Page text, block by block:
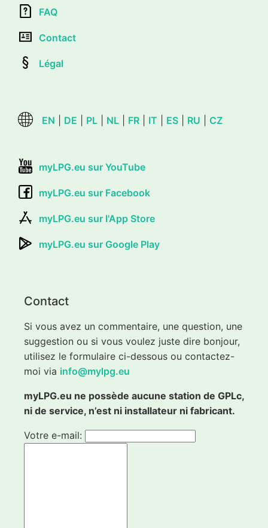
FAQ
Contact
Légal
EN DE PL NL FR IT ES RU CZ
myLPG.eu sur YouTube
myLPG.eu sur Facebook
myLPG.eu sur l'App Store
myLPG.eu sur Google Play
Contact
Si vous avez un commentaire, une question, une
suggestion ou si vous voulez juste dire bonjour,
utilisez le formulaire ci-dessous ou contactez-
moi via info@mylpg.eu
myLPG.eu ne possède aucune station de GPLc,
ni de service, n’est ni installateur ni fabricant.
Votre e-mail: